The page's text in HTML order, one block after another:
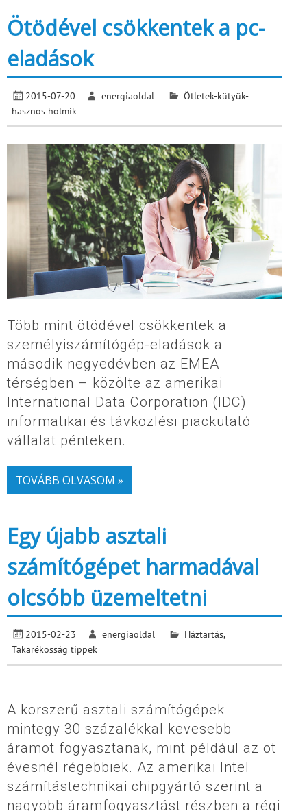
Ötödével csökkentek a pc-
eladások
2015-07-20 energiaoldal
Ötletek-kütyük-
hasznos holmik
Több mint ötödével csökkentek a
személyiszámítógép-eladások a
második negyedévben az EMEA
térségben – közölte az amerikai
International Data Corporation (IDC)
informatikai és távközlési piackutató
vállalat pénteken.
TOVÁBB OLVASOM »
Egy újabb asztali
számítógépet harmadával
olcsóbb üzemeltetni
2015-02-23 energiaoldal Háztartás,
Takarékosság tippek
A korszerű asztali számítógépek
mintegy 30 százalékkal kevesebb
áramot fogyasztanak, mint például az öt
évesnél régebbiek. Az amerikai Intel
számítástechnikai chipgyártó szerint a
nagyobb áramfogyasztást részben a régi